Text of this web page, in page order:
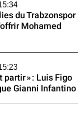
du Trabzonspor
Mohamed
partir » : Luis Figo
Gianni Infantino